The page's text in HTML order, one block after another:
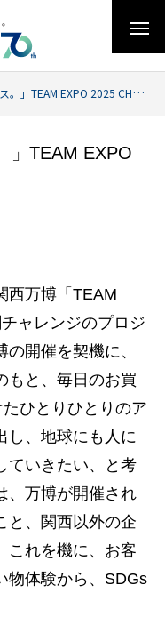
EXPO 2025 CHALLENGE
」TEAM EXPO
西万博「TEAM
ャレンジのプロジ
開催を契機に、
もと、毎日のお買
ひとりひとりのア
し、地球にも人に
ていきたい、と考
、万博が開催され
と、関西以外の企
これを機に、お客
物体験から、SDGs